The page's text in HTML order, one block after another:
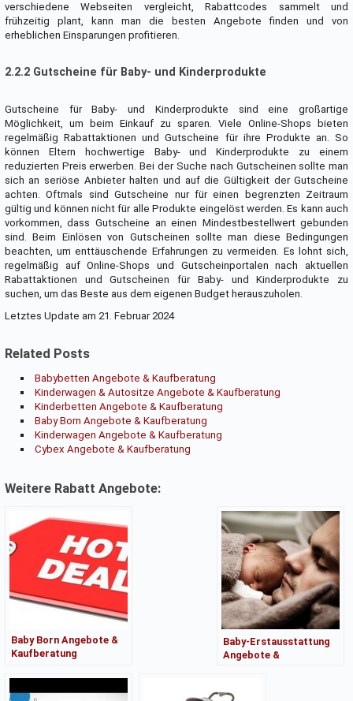
verschiedene Webseiten vergleicht, Rabattcodes sammelt und
frühzeitig plant, kann man die besten Angebote finden und von
erheblichen Einsparungen profitieren.
2.2.2 Gutscheine für Baby- und Kinderprodukte
Gutscheine für Baby- und Kinderprodukte sind eine großartige
Möglichkeit, um beim Einkauf zu sparen. Viele Online-Shops bieten
regelmäßig Rabattaktionen und Gutscheine für ihre Produkte an. So
können Eltern hochwertige Baby- und Kinderprodukte zu einem
reduzierten Preis erwerben. Bei der Suche nach Gutscheinen sollte man
sich an seriöse Anbieter halten und auf die Gültigkeit der Gutscheine
achten. Oftmals sind Gutscheine nur für einen begrenzten Zeitraum
gültig und können nicht für alle Produkte eingelöst werden. Es kann auch
vorkommen, dass Gutscheine an einen Mindestbestellwert gebunden
sind. Beim Einlösen von Gutscheinen sollte man diese Bedingungen
beachten, um enttäuschende Erfahrungen zu vermeiden. Es lohnt sich,
regelmäßig auf Online-Shops und Gutscheinportalen nach aktuellen
Rabattaktionen und Gutscheinen für Baby- und Kinderprodukte zu
suchen, um das Beste aus dem eigenen Budget herauszuholen.
Letztes Update am 21. Februar 2024
Related Posts
Babybetten Angebote & Kaufberatung
Kinderwagen & Autositze Angebote & Kaufberatung
Kinderbetten Angebote & Kaufberatung
Baby Born Angebote & Kaufberatung
Kinderwagen Angebote & Kaufberatung
Cybex Angebote & Kaufberatung
Weitere Rabatt Angebote:
Baby Born Angebote &
Kaufberatung
Baby-Erstausstattung
Angebote &